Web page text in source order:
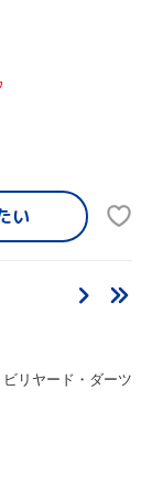
い
リヤード・ダーツ